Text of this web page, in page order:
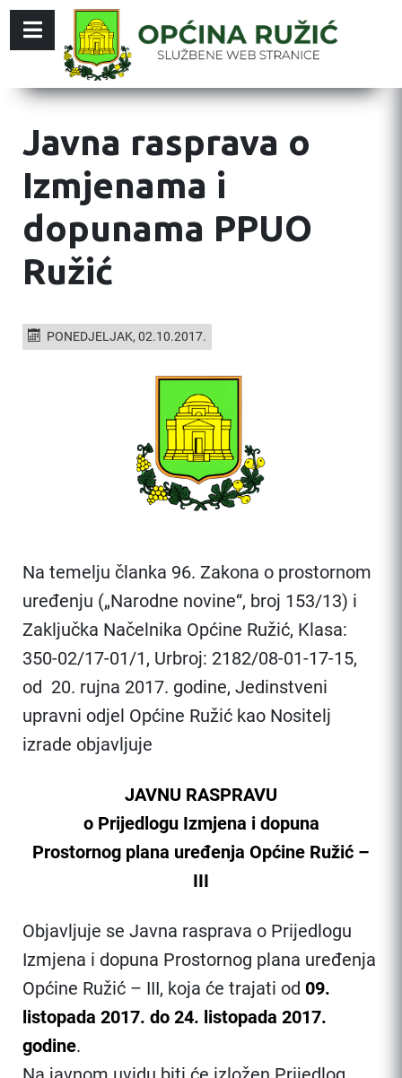
Javna rasprava o
Izmjenama i
dopunama PPUO
Ružić
PONEDJELJAK, 02.10.2017.
Na temelju članka 96. Zakona o prostornom
uređenju („Narodne novine“, broj 153/13) i
Zaključka Načelnika Općine Ružić, Klasa:
350-02/17-01/1, Urbroj: 2182/08-01-17-15,
od 20. rujna 2017. godine, Jedinstveni
upravni odjel Općine Ružić kao Nositelj
izrade objavljuje
JAVNU RASPRAVU
o Prijedlogu Izmjena i dopuna
Prostornog plana uređenja Općine Ružić –
III
Objavljuje se Javna rasprava o Prijedlogu
Izmjena i dopuna Prostornog plana uređenja
Općine Ružić – III, koja će trajati od 09.
listopada 2017. do 24. listopada 2017.
godine.